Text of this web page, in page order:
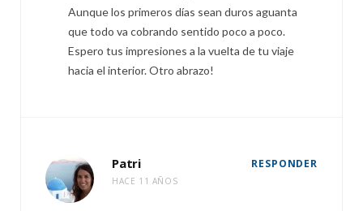
Aunque los primeros días sean duros aguanta
que todo va cobrando sentido poco a poco.
Espero tus impresiones a la vuelta de tu viaje
hacia el interior. Otro abrazo!
Patri
HACE 11 AÑOS
RESPONDER